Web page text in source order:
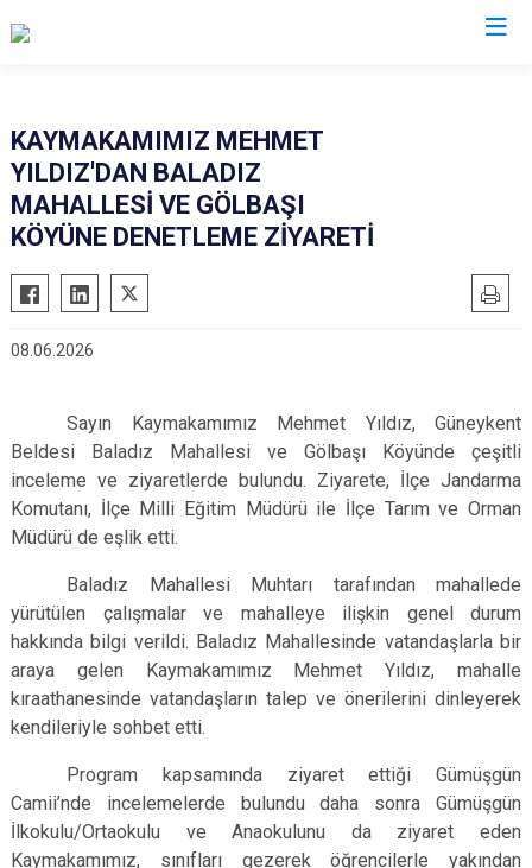
Atabey
Eğirdir
Gönen
Sütçüler
KAYMAKAMIMIZ MEHMET
YILDIZ'DAN BALADIZ
MAHALLESİ VE GÖLBAŞI
KÖYÜNE DENETLEME ZİYARETİ
08.06.2026
Sayın Kaymakamımız Mehmet Yıldız, Güneykent
Beldesi Baladız Mahallesi ve Gölbaşı Köyünde çeşitli
inceleme ve ziyaretlerde bulundu. Ziyarete, İlçe Jandarma
Komutanı, İlçe Milli Eğitim Müdürü ile İlçe Tarım ve Orman
Müdürü de eşlik etti.
Baladız Mahallesi Muhtarı tarafından mahallede
yürütülen çalışmalar ve mahalleye ilişkin genel durum
hakkında bilgi verildi. Baladız Mahallesinde vatandaşlarla bir
araya gelen Kaymakamımız Mehmet Yıldız, mahalle
kıraathanesinde vatandaşların talep ve önerilerini dinleyerek
kendileriyle sohbet etti.
Program kapsamında ziyaret ettiği Gümüşgün
Camii’nde incelemelerde bulundu daha sonra Gümüşgün
İlkokulu/Ortaokulu ve Anaokulunu da ziyaret eden
Kaymakamımız, sınıfları gezerek öğrencilerle yakından